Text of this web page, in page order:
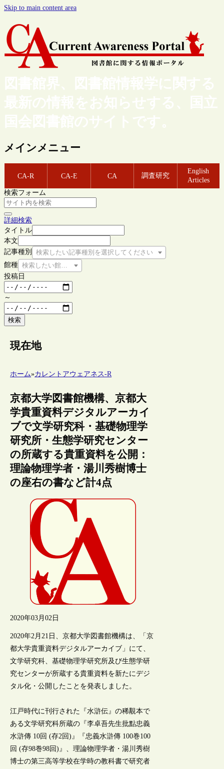
Skip to main content area
図書館界、図書館情報学に関する
最新の情報をお知らせする、国立
国会図書館のサイトです。
メインメニュー
CA-R CA-E CA 調査研究
English
Articles
検索フォーム
詳細検索
タイトル
本文
記事種別
検索したい記事種別を選択してください
館種 検索したい館種を選択してください
投稿日
～
検索
現在地
ホーム»カレントアウェアネス-R
京都大学図書館機構、京都大
学貴重資料デジタルアーカイ
ブで文学研究科・基礎物理学
研究所・生態学研究センター
の所蔵する貴重資料を公開：
理論物理学者・湯川秀樹博士
の座右の書など計4点
2020年03月02日
2020年2月21日、京都大学図書館機構は、「京
都大学貴重資料デジタルアーカイブ」にて、
文学研究科、基礎物理学研究所及び生態学研
究センターが所蔵する貴重資料を新たにデジ
タル化・公開したことを発表しました。
江戸時代に刊行された『水滸伝』の稀覯本で
ある文学研究科所蔵の『李卓吾先生批點忠義
水滸傳 10回 (存2回)』『忠義水滸傳 100巻100
回 (存98巻98回)』、理論物理学者・湯川秀樹
博士の第三高等学校在学時の教科書で研究者